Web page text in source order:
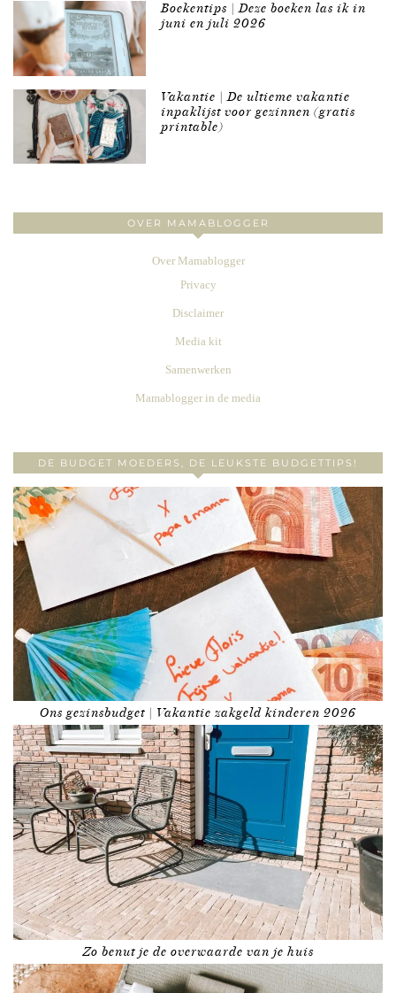
Boekentips | Deze boeken las ik in
juni en juli 2026
Vakantie | De ultieme vakantie
inpaklijst voor gezinnen (gratis
printable)
OVER MAMABLOGGER
Over Mamablogger
Privacy
Disclaimer
Media kit
Samenwerken
Mamablogger in de media
DE BUDGET MOEDERS, DE LEUKSTE BUDGETTIPS!
Ons gezinsbudget | Vakantie zakgeld kinderen 2026
Zo benut je de overwaarde van je huis